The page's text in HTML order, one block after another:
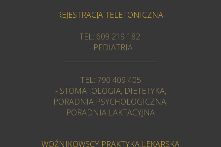
REJESTRACJA TELEFONICZNA:
TEL: 609 219 182
- PEDIATRIA
TEL: 790 409 405
- STOMATOLOGIA, DIETETYKA,
PORADNIA PSYCHOLOGICZNA,
PORADNIA LAKTACYJNA
WOŹNIKOWSCY PRAKTYKA LEKARSKA